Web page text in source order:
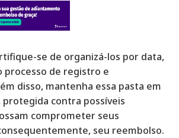
se de organizá-los por data,
processo de registro e
disso, mantenha essa pasta em
protegida contra possíveis
comprometer seus
seu reembolso.